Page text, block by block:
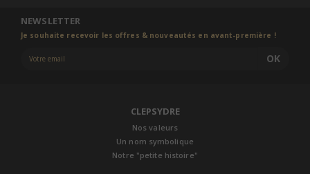
NEWSLETTER
Je souhaite recevoir les offres & nouveautés en avant-première !
OK
CLEPSYDRE
Nos valeurs
Un nom symbolique
Notre "petite histoire"